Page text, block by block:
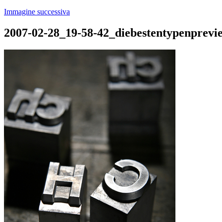
Immagine successiva
2007-02-28_19-58-